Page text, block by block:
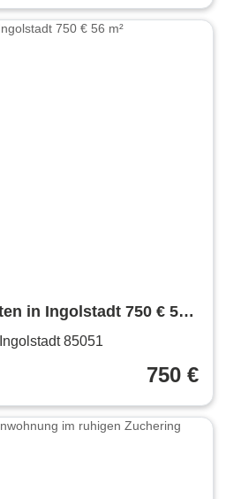
in Ingolstadt 750 € 56
Ingolstadt 85051
750 €